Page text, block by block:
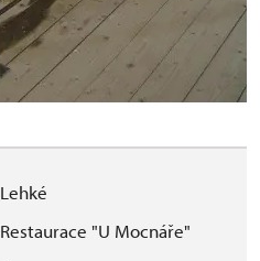
Lehké
Restaurace "U Mocnáře"